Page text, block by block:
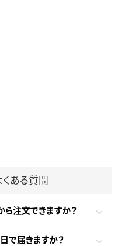
ある質問
注文できますか？
で届きますか？